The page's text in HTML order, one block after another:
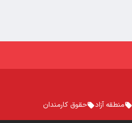
منطقه آزاد حقوق کارمندان